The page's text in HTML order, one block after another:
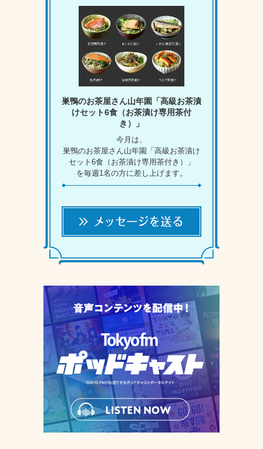
巣鴨のお茶屋さん山年園「高級お茶漬
けセット6食（お茶漬け専用茶付
き）」
今月は、
巣鴨のお茶屋さん山年園「高級お茶漬け
セット6食（お茶漬け専用茶付き）」
を毎週1名の方に差し上げます。